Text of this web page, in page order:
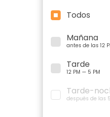
Todos
Mañana
antes de las 12
Tarde
12 PM — 5 PM
Tarde-
después de las